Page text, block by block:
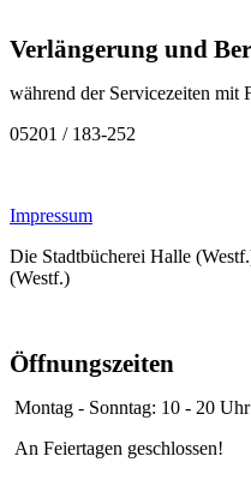
Verlängerung und
während der Servicezeiten mit
05201 / 183-252
Impressum
Die Stadtbücherei Halle
(Westf.)
Öffnungszeiten
Montag - Sonntag: 10 - 20 Uhr
An Feiertagen geschlossen!